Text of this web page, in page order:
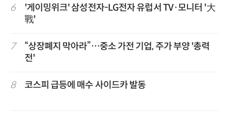
6
'게이밍위크' 삼성전자-LG전자 유럽서 TV·모니터 '大
戰'
7
“상장폐지 막아라”…중소 가전 기업, 주가 부양 '총력
전'
8 코스피 급등에 매수 사이드카 발동